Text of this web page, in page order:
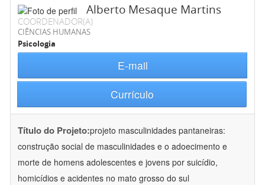
Alberto Mesaque Martins
COORDENADOR(A)
CIÊNCIAS HUMANAS
Psicologia
E-mail
Currículo
Título do Projeto:projeto masculinidades pantaneiras:
construção social de masculinidades e o adoecimento e
morte de homens adolescentes e jovens por suicídio,
homicídios e acidentes no mato grosso do sul